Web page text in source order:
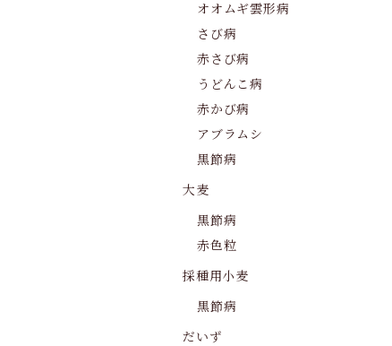
オオムギ雲形病
さび病
赤さび病
うどんこ病
赤かび病
アブラムシ
黒節病
大麦
黒節病
赤色粒
採種用小麦
黒節病
だいず